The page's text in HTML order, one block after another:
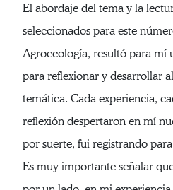
El abordaje del tema y la
seleccionados para este
Agroecología, resultó para mí
para reflexionar y desarrollar
temática. Cada experiencia,
reflexión despertaron en mí
por suerte, fui registrando
Es muy importante señalar